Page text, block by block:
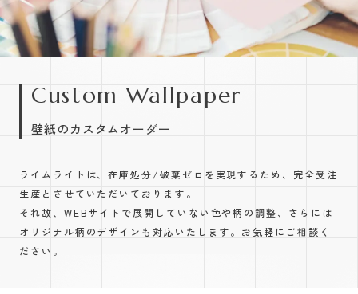
Custom Wallpaper
壁紙のカスタムオーダー
ライムライトは、在庫処分/破棄ゼロを実現するため、完全受注
生産とさせていただいております。
それ故、WEBサイトで展開していない色や柄の調整、さらには
オリジナル柄のデザインも対応いたします。お気軽にご相談く
ださい。